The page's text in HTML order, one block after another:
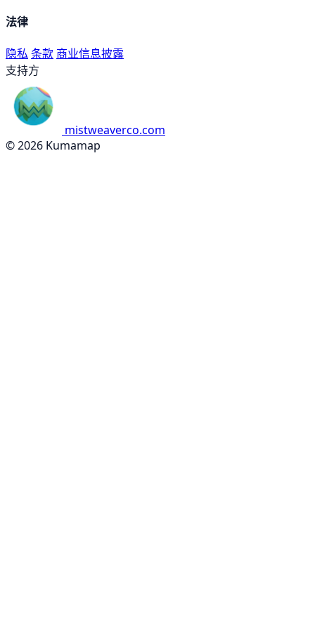
法律
隐私 条款 商业信息披露
支持方
mistweaverco.com
© 2026 Kumamap